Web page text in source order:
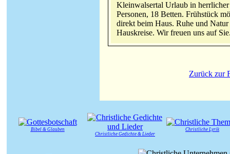
Kleinwalsertal Urlaub in
Personen, 18 Betten. Frühstück
direkt beim Haus. Ruhe und
Hauskreise. Wir freuen uns auf
Zurück zur
Bibel & Glauben
Christliche Gedichte & Lieder
Christliche Lyrik